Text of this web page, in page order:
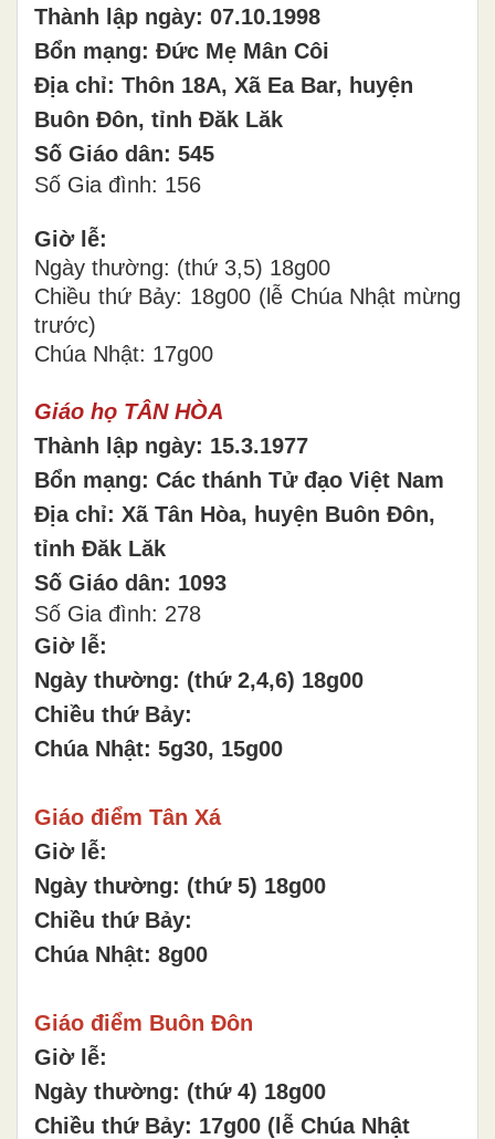
Thành lập ngày: 07.10.1998
Bổn mạng: Đức Mẹ Mân Côi
Địa chỉ: Thôn 18A, Xã Ea Bar, huyện
Buôn Đôn, tỉnh Đăk Lăk
Số Giáo dân: 545
Số Gia đình: 156
Giờ lễ:
Ngày thường: (thứ 3,5) 18g00
Chiều thứ Bảy: 18g00 (lễ Chúa Nhật mừng
trước)
Chúa Nhật: 17g00
Giáo họ TÂN HÒA
Thành lập ngày: 15.3.1977
Bổn mạng: Các thánh Tử đạo Việt Nam
Địa chỉ: Xã Tân Hòa, huyện Buôn Đôn,
tỉnh Đăk Lăk
Số Giáo dân: 1093
Số Gia đình: 278
Giờ lễ:
Ngày thường: (thứ 2,4,6) 18g00
Chiều thứ Bảy:
Chúa Nhật: 5g30, 15g00
Giáo điểm Tân Xá
Giờ lễ:
Ngày thường: (thứ 5) 18g00
Chiều thứ Bảy:
Chúa Nhật: 8g00
Giáo điểm Buôn Đôn
Giờ lễ:
Ngày thường: (thứ 4) 18g00
Chiều thứ Bảy: 17g00 (lễ Chúa Nhật